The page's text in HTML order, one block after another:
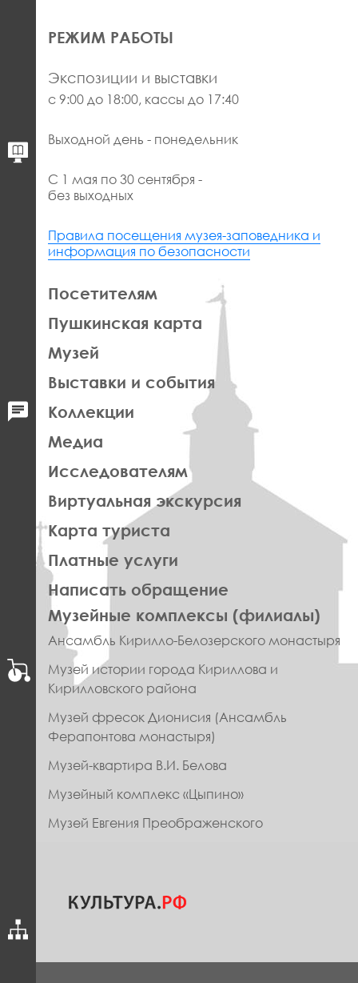
РЕЖИМ РАБОТЫ
Экспозиции и выставки
с 9:00 до 18:00, кассы до 17:40
Выходной день - понедельник
С 1 мая по 30 сентября -
без выходных
Правила посещения музея-заповедника и
информация по безопасности
ЛЕВАЯ
ЧАСТЬ
ФУТЕР
Посетителям
Пушкинская карта
Музей
Выставки и события
Коллекции
Медиа
Исследователям
Виртуальная экскурсия
Карта туриста
Платные услуги
Написать обращение
ПРАВОЕ
МЕНЮ
ФУТЕР
Музейные комплексы (филиалы)
Ансамбль Кирилло-Белозерского монастыря
Музей истории города Кириллова и
Кирилловского района
Музей фресок Дионисия (Ансамбль
Ферапонтова монастыря)
Музей-квартира В.И. Белова
Музейный комплекс «Цыпино»
Музей Евгения Преображенского